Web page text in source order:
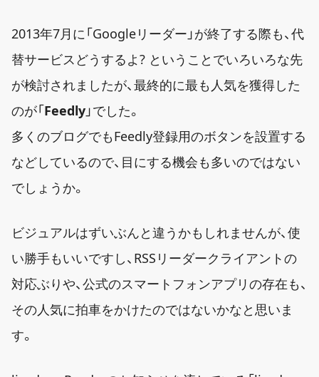
2013年7月に「Googleリーダー」が終了する際も、代
替サービスどうするよ? ということでいろいろな先
が検討されましたが、最終的に最も人気を獲得した
のが「Feedly」でした。
多くのブログでもFeedly登録用のボタンを設置する
などしているので、目にする機会も多いのではない
でしょうか。
ビジュアルはずいぶんと違うかもしれませんが、使
い勝手もいいですし、RSSリーダークライアントの
対応ぶりや、公式のスマートフォンアプリの存在も、
その人気に拍車をかけたのではないかなと思いま
す。